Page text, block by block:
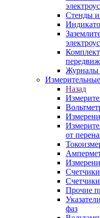
Стенды
Журналы
Назад
от
Прочие
фаз